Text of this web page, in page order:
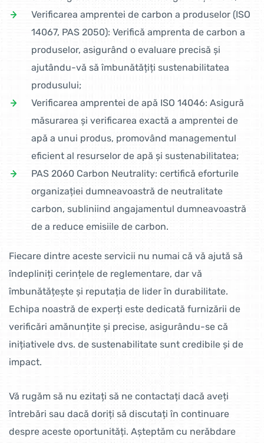
Verificarea amprentei de carbon a produselor (ISO
14067, PAS 2050): Verifică amprenta de carbon a
produselor, asigurând o evaluare precisă și
ajutându-vă să îmbunătățiți sustenabilitatea
produsului;
Verificarea amprentei de apă ISO 14046: Asigură
măsurarea și verificarea exactă a amprentei de
apă a unui produs, promovând managementul
eficient al resurselor de apă și sustenabilitatea;
PAS 2060 Carbon Neutrality: certifică eforturile
organizației dumneavoastră de neutralitate
carbon, subliniind angajamentul dumneavoastră
de a reduce emisiile de carbon.
Fiecare dintre aceste servicii nu numai că vă ajută să
îndepliniți cerințele de reglementare, dar vă
îmbunătățește și reputația de lider în durabilitate.
Echipa noastră de experți este dedicată furnizării de
verificări amănunțite și precise, asigurându-se că
inițiativele dvs. de sustenabilitate sunt credibile și de
impact.
Vă rugăm să nu ezitați să ne contactați dacă aveți
întrebări sau dacă doriți să discutați în continuare
despre aceste oportunități. Așteptăm cu nerăbdare